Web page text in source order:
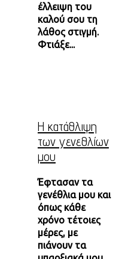
έλλειψη του
καλού σου τη
λάθος στιγμή.
Φτιάξε...
Η κατάθλιψη
των γενεθλίων
μου
Έφτασαν τα
γενέθλια μου και
όπως κάθε
χρόνο τέτοιες
μέρες, με
πιάνουν τα